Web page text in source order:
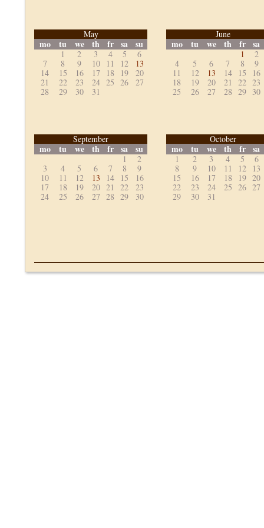
May
mo tu we th fr sa su
1 2 3 4 5
6
7
8 9 10 11 12
13
14
15 16 17 18 19
20
21
22 23 24 25 26
27
28
29 30 31
June
mo tu we th fr sa
1
2
4
5 6 7 8
9
11
12 13 14 15
16
18
19 20 21 22 23
25
26 27 28 29 30
September
mo tu we th fr sa su
1
2
3
4 5 6 7 8
9
10
11 12 13 14 15
16
17
18 19 20 21 22
23
24
25 26 27 28 29 30
October
mo tu we th fr sa
1 2 3 4 5
6
8
9 10 11 12
13
15
16 17 18 19 20
22
23 24 25 26 27
29
30 31